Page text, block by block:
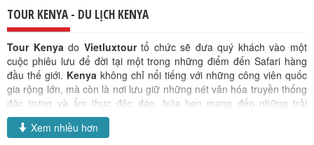
TOUR ĐOÀN - M.I.C.E
TOUR COMBO
DỊCH VỤ
GIỚI THIỆU
HỒ SƠ NĂNG LỰC
PROFILE EN
THƯ KHEN VIETLUXTOUR
TOUR KENYA - DU LỊCH KENYA
Tour Kenyado Vietluxtourtổ chức sẽ đưa quý khách vào một
cuộc phiêu lưu để đời tại một trong những điểm đến Safari hàng
đầu thế giới. Kenya không chỉ nổi tiếng với những công viên quốc
gia rộng lớn, mà còn là nơi lưu giữ những nét văn hóa truyền thống
đặc trưng và ẩm thực độc đáo, hứa hẹn mang đến những trải
nghiệm đa giác quan cho mọi du khách.
Xem nhiều hơn